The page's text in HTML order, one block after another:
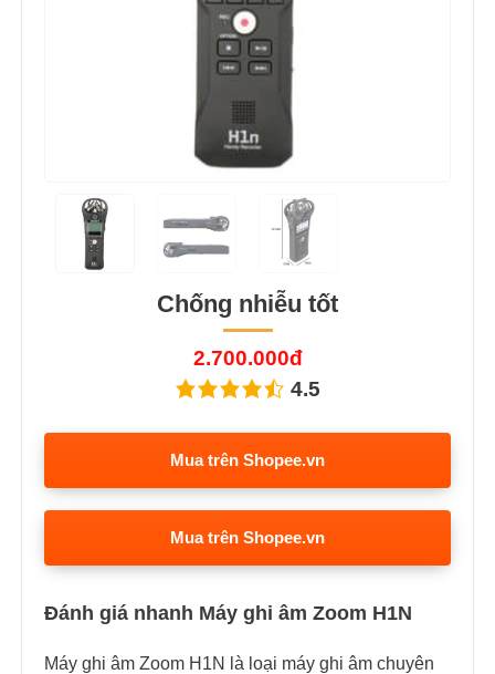
Chống nhiễu tốt
2.700.000đ
4.5
Mua trên Shopee.vn
Mua trên Shopee.vn
Đánh giá nhanh Máy ghi âm Zoom H1N
Máy ghi âm Zoom H1N là loại máy ghi âm chuyên